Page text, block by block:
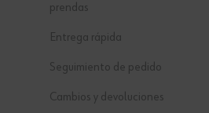
prendas
Entrega rápida
Seguimiento de pedido
Cambios y devoluciones